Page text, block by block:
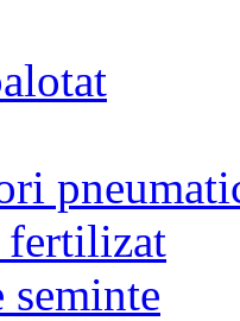
fertilizat
seminte